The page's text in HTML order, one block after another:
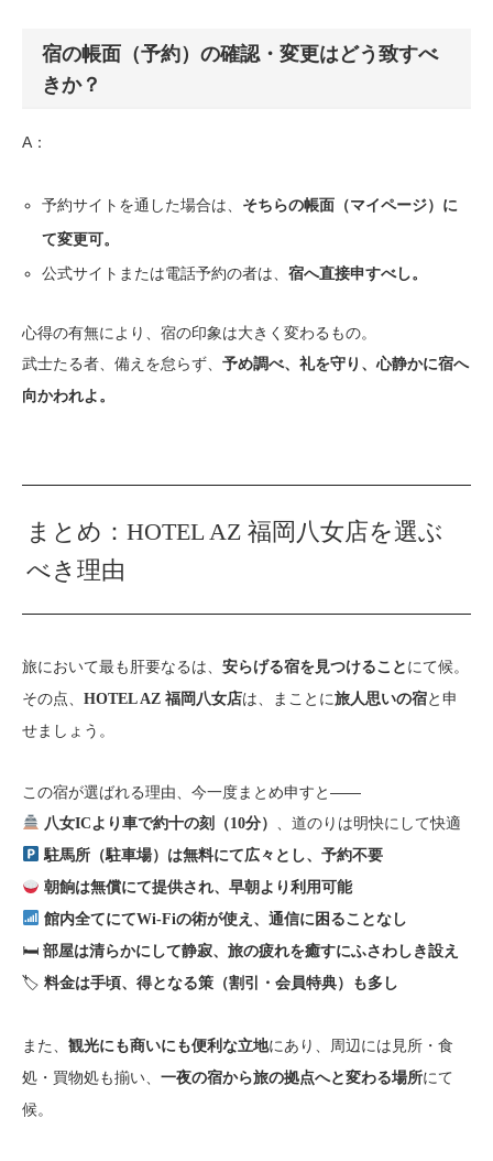
宿の帳面（予約）の確認・変更はどう致すべ
きか？
A：
予約サイトを通した場合は、 そちらの帳面（マイページ）に
て変更可。
公式サイトまたは電話予約の者は、宿へ直接申すべし。
心得の有無により、宿の印象は大きく変わるもの。
武士たる者、備えを怠らず、 予め調べ、礼を守り、心静かに宿へ
向かわれよ。
まとめ：HOTEL AZ 福岡八女店を選ぶ
べき理由
旅において最も肝要なるは、 安らげる宿を見つけること にて候。
その点、 HOTEL AZ 福岡八女店は、まことに旅人思いの宿と申
せましょう。
この宿が選ばれる理由、今一度まとめ申すと――
八女ICより車で約十の刻（10分） 、道のりは明快にして快適
駐馬所（駐車場）は無料にて広々とし、予約不要
朝餉は無償にて提供され、早朝より利用可能
館内全てにてWi-Fiの術が使え、通信に困ることなし
🛏 部屋は清らかにして静寂、旅の疲れを癒すにふさわしき設え
🏷 料金は手頃、得となる策（割引・会員特典）も多し
また、 観光にも商いにも便利な立地にあり、周辺には見所・食
処・買物処も揃い、 一夜の宿から旅の拠点へと変わる場所にて
候。